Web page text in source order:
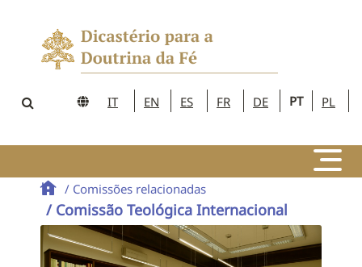
IT EN ES FR DE PT PL
/ Comissões relacionadas
/ Comissão Teológica Internacional